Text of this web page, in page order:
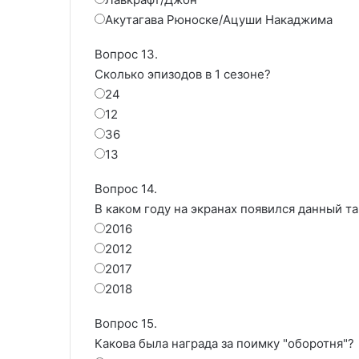
Акутагава Рюноске/Ацуши Накаджима
Вопрос 13.
Сколько эпизодов в 1 сезоне?
24
12
36
13
Вопрос 14.
В каком году на экранах появился данный
2016
2012
2017
2018
Вопрос 15.
Какова была награда за поимку "оборотня"?